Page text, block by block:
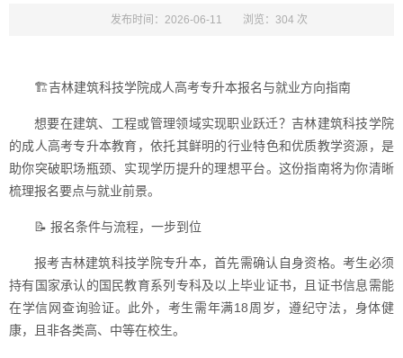
发布时间：2026-06-11 浏览：304 次
🏗️吉林建筑科技学院成人高考专升本报名与就业方向指南
想要在建筑、工程或管理领域实现职业跃迁？吉林建筑科技学院
的成人高考专升本教育，依托其鲜明的行业特色和优质教学资源，是
助你突破职场瓶颈、实现学历提升的理想平台。这份指南将为你清晰
梳理报名要点与就业前景。
📝 报名条件与流程，一步到位
报考吉林建筑科技学院专升本，首先需确认自身资格。考生必须
持有国家承认的国民教育系列专科及以上毕业证书，且证书信息需能
在学信网查询验证。此外，考生需年满18周岁，遵纪守法，身体健
康，且非各类高、中等在校生。